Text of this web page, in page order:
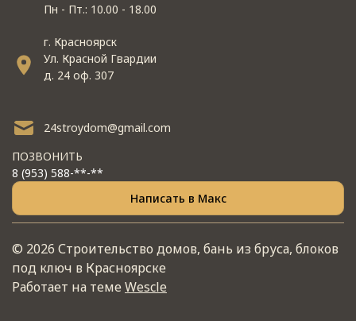
Пн - Пт.: 10.00 - 18.00
г. Красноярск
Ул. Красной Гвардии
д. 24 оф. 307
24stroydom@gmail.com
ПОЗВОНИТЬ
8 (953) 588-**-**
Написать в Макс
© 2026 Строительство домов, бань из бруса, блоков
под ключ в Красноярске
Работает на темеWescle